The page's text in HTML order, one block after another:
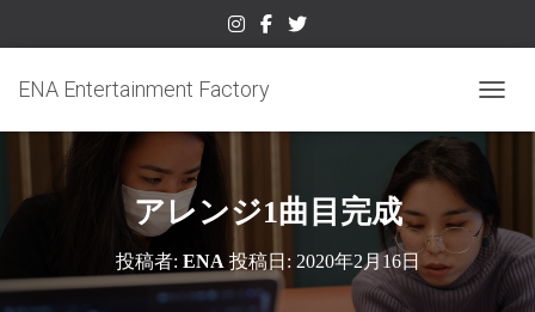
ENA Entertainment Factory
アレンジ1曲目完成
投稿者: ENA 投稿日: 2020年2月16日